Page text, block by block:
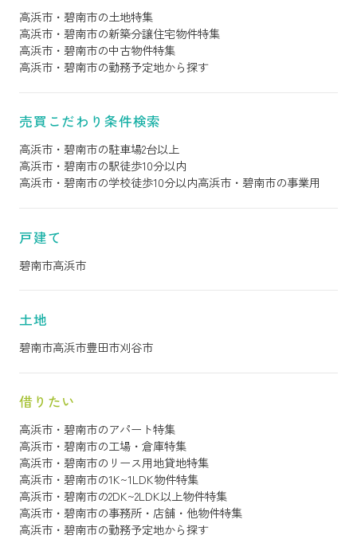
高浜市・碧南市の土地特集
高浜市・碧南市の新築分譲住宅物件特集
高浜市・碧南市の中古物件特集
高浜市・碧南市の勤務予定地から探す
売買こだわり条件検索
高浜市・碧南市の駐車場2台以上
高浜市・碧南市の駅徒歩10分以内
高浜市・碧南市の学校徒歩10分以内高浜市・碧南市の事業用
戸建て
碧南市高浜市
土地
碧南市高浜市豊田市刈谷市
借りたい
高浜市・碧南市のアパート特集
高浜市・碧南市の工場・倉庫特集
高浜市・碧南市のリース用地貸地特集
高浜市・碧南市の1K~1LDK物件特集
高浜市・碧南市の2DK~2LDK以上物件特集
高浜市・碧南市の事務所・店舗・他物件特集
高浜市・碧南市の勤務予定地から探す